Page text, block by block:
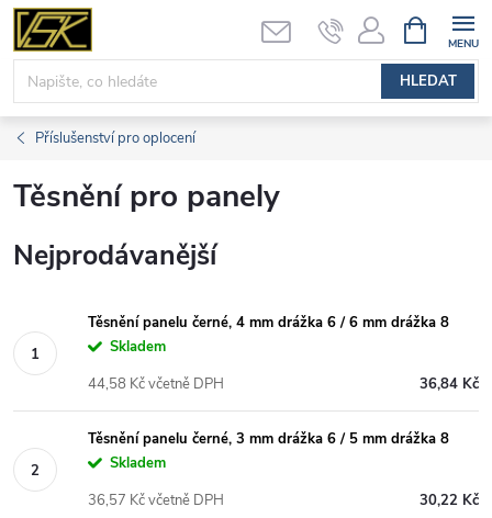
Přejít
obsah
HLEDAT
NÁKUPNÍ
KOŠÍK
Příslušenství pro oplocení
Těsnění pro panely
Nejprodávanější
Těsnění panelu černé, 4 mm drážka 6 / 6 mm drážka 8
Skladem
36,84 Kč
44,58 Kč včetně DPH
Těsnění panelu černé, 3 mm drážka 6 / 5 mm drážka 8
Skladem
30,22 Kč
36,57 Kč včetně DPH